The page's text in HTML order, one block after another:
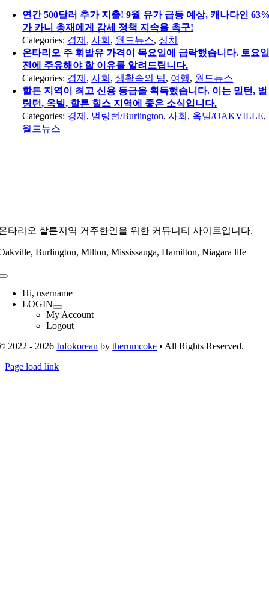
연간 500달러 추가 지출! 9월 유가 급등 예상, 캐나다인
가 카니 총재에게 감세 정책 지속을 촉구!
Categories: 경제 ,사회 , 월드뉴스, 정치
온타리오 주 휘발유 가격이 목요일에 급락했습니다. 토요
전에 주유해야 할 이유를 알려드립니다.
Categories: 경제 ,사회 ,생활속의 팁, 여행, 월드뉴스
할튼 지역이 최고 신용 등급을 획득했습니다. 이는 밀턴, 벌
링턴, 옥빌, 할튼 힐스 지역에 좋은 소식입니다.
Categories: 경제 , 벌링턴/Burlington,사회 , 옥빌/OAKVILLE,
월드뉴스
타리오 할튼지역 거주한인을 위한 커뮤니티 사이트입니다.
Burlington, Milton, Mississauga, Hamilton, Niagara life
Toggle
NavigationHi, username
LOGIN
My Account
Logout
2022 - 2026Infokorean bytherumcoke • All Rights Reserved.
Toggle
Page load link